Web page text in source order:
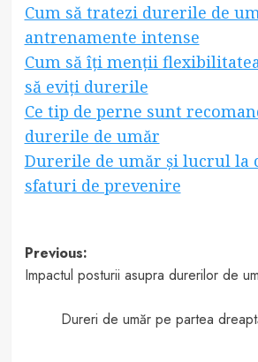
Cum să tratezi durerile de
antrenamente intense
Cum să îți menții
să eviți durerile
Ce tip de perne sunt
durerile de umăr
Durerile de umăr și lucrul la
sfaturi de prevenire
Post
navigation
Previous:
Impactul posturii asupra durerilor de
Dureri de umăr pe partea